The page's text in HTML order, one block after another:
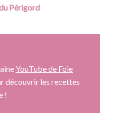
Périgord
YouTube de Foie
découvrir les recettes
!